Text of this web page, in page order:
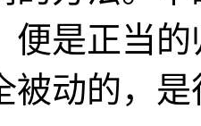
便是正当
被动的，是